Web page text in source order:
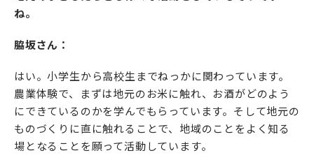
ね。
脇坂さん：
はい。小学生から高校生までねっかに関わっています。
農業体験で、まずは地元のお米に触れ、お酒がどのよう
にできているのかを学んでもらっています。そして地元の
ものづくりに直に触れることで、地域のことをよく知る
場となることを願って活動しています。